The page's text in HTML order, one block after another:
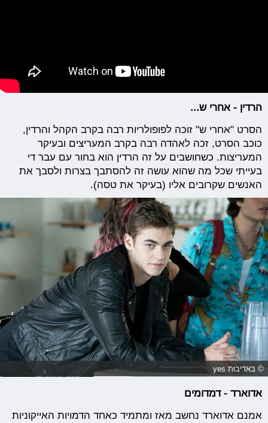
הרדין - אחרי ש...
הסרט "אחרי ש" זוכה לפופולריות רבה בקרב הקהל והרדין,
כוכב הסרט, זכה לאהדה רבה בקרב המעריצים ובעיקר
המעריצות. כשחושבים על זה הרדין הוא בחור עם עבר די
בעייתי שכל מה שהוא עושה זה להסתבך בצרות ולסבך את
האנשים שקרובים אליו (בעיקר את טסה).
© באדיבות yes
אדוארד - דמדומים
אמנם אדוארד נחשב מאז ומתמיד כאחד הדמויות האייקוניות